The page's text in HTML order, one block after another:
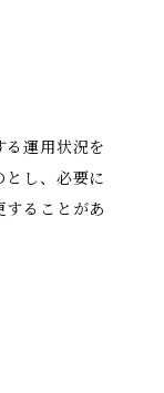
る運用状況を
し、必要に
することがあ